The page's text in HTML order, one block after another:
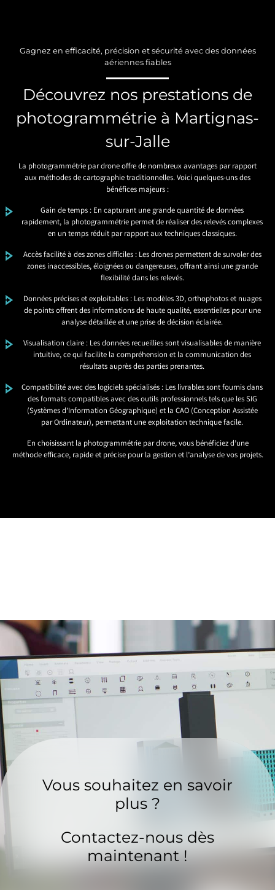
Gagnez en efficacité, précision et sécurité avec des données
aériennes fiables
Découvrez nos prestations de
photogrammétrie à Martignas-
sur-Jalle
La photogrammétrie par drone offre de nombreux avantages par rapport
aux méthodes de cartographie traditionnelles. Voici quelques-uns des
bénéfices majeurs :
Gain de temps : En capturant une grande quantité de données
rapidement, la photogrammétrie permet de réaliser des relevés complexes
en un temps réduit par rapport aux techniques classiques.
Accès facilité à des zones difficiles : Les drones permettent de survoler des
zones inaccessibles, éloignées ou dangereuses, offrant ainsi une grande
flexibilité dans les relevés.
Données précises et exploitables : Les modèles 3D, orthophotos et nuages
de points offrent des informations de haute qualité, essentielles pour une
analyse détaillée et une prise de décision éclairée.
Visualisation claire : Les données recueillies sont visualisables de manière
intuitive, ce qui facilite la compréhension et la communication des
résultats auprès des parties prenantes.
Compatibilité avec des logiciels spécialisés : Les livrables sont fournis dans
des formats compatibles avec des outils professionnels tels que les SIG
(Systèmes d’Information Géographique) et la CAO (Conception Assistée
par Ordinateur), permettant une exploitation technique facile.
En choisissant la photogrammétrie par drone, vous bénéficiez d’une
méthode efficace, rapide et précise pour la gestion et l’analyse de vos projets.
Vous souhaitez en savoir
plus ?
Contactez-nous dès
maintenant !